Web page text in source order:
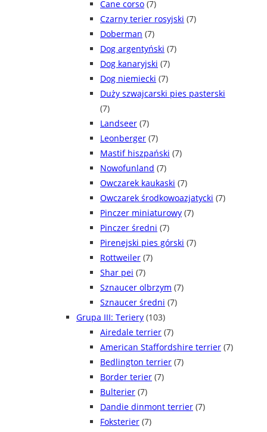
Cane corso (7)
Czarny terier rosyjski (7)
Doberman (7)
Dog argentyński (7)
Dog kanaryjski (7)
Dog niemiecki (7)
Duży szwajcarski pies pasterski
(7)
Landseer (7)
Leonberger (7)
Mastif hiszpański (7)
Nowofunland (7)
Owczarek kaukaski (7)
Owczarek środkowoazjatycki (7)
Pinczer miniaturowy (7)
Pinczer średni (7)
Pirenejski pies górski (7)
Rottweiler (7)
Shar pei (7)
Sznaucer olbrzym (7)
Sznaucer średni (7)
Grupa III: Teriery (103)
Airedale terrier (7)
American Staffordshire terrier (7)
Bedlington terrier (7)
Border terier (7)
Bulterier (7)
Dandie dinmont terrier (7)
Foksterier (7)